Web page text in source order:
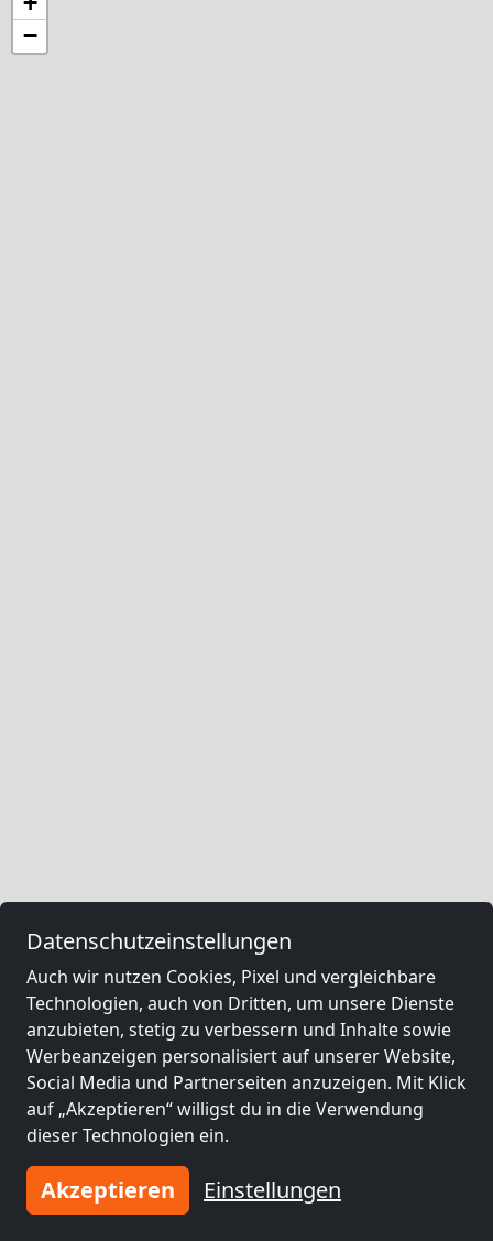
−
Datenschutzeinstellungen
Auch wir nutzen Cookies, Pixel und vergleichbare
Technologien, auch von Dritten, um unsere Dienste
anzubieten, stetig zu verbessern und Inhalte sowie
Werbeanzeigen personalisiert auf unserer Website,
Social Media und Partnerseiten anzuzeigen. Mit Klick
auf „Akzeptieren“ willigst du in die Verwendung
dieser Technologien ein.
Akzeptieren Einstellungen